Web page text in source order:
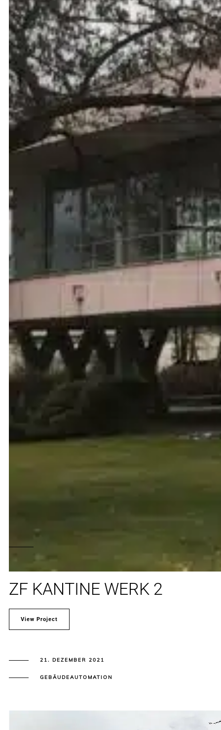
ZF KANTINE WERK 2
View Project
21. DEZEMBER 2021
GEBÄUDEAUTOMATION